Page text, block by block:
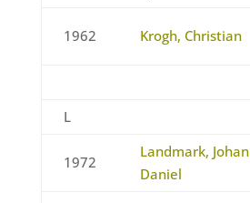
1962 Krogh, Christian
L
1972
Landmark, Johan
Daniel